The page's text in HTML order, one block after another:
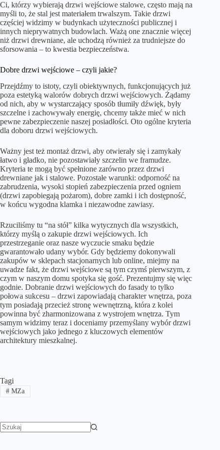
Ci, którzy wybierają drzwi wejściowe stalowe, często mają na
myśli to, że stal jest materiałem trwalszym. Takie drzwi
częściej widzimy w budynkach użyteczności publicznej i
innych nieprywatnych budowlach. Ważą one znacznie więcej
niż drzwi drewniane, ale uchodzą również za trudniejsze do
sforsowania – to kwestia bezpieczeństwa.
Dobre drzwi wejściowe – czyli jakie?
Przejdźmy to istoty, czyli obiektywnych, funkcjonujących już
poza estetyką walorów dobrych drzwi wejściowych. Żądamy
od nich, aby w wystarczający sposób tłumiły dźwięk, były
szczelne i zachowywały energię, chcemy także mieć w nich
pewne zabezpieczenie naszej posiadłości. Oto ogólne kryteria
dla doboru drzwi wejściowych.
Ważny jest też montaż drzwi, aby otwierały się i zamykały
łatwo i gładko, nie pozostawiały szczelin we framudze.
Kryteria te mogą być spełnione zarówno przez drzwi
drewniane jak i stalowe. Pozostałe warunki: odporność na
zabrudzenia, wysoki stopień zabezpieczenia przed ogniem
(drzwi zapobiegają pożarom), dobre zamki i ich dostępność,
w końcu wygodna klamka i niezawodne zawiasy.
Rzuciliśmy tu “na stół” kilka wytycznych dla wszystkich,
którzy myślą o zakupie drzwi wejściowych. Ich
przestrzeganie oraz nasze wyczucie smaku będzie
gwarantowało udany wybór. Gdy będziemy dokonywali
zakupów w sklepach stacjonarnych lub online, miejmy na
uwadze fakt, że drzwi wejściowe są tym czymś pierwszym, z
czym w naszym domu spotyka się gość. Prezentujmy się więc
godnie. Dobranie drzwi wejściowych do fasady to tylko
połowa sukcesu – drzwi zapowiadają charakter wnętrza, poza
tym posiadają przecież stronę wewnętrzną, która z kolei
powinna być zharmonizowana z wystrojem wnętrza. Tym
samym widzimy teraz i doceniamy przemyślany wybór drzwi
wejściowych jako jednego z kluczowych elementów
architektury mieszkalnej.
Tagi
#MZa